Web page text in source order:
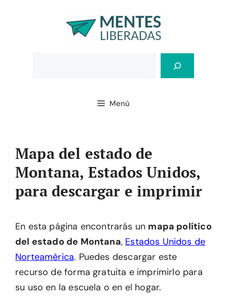
Menú
Mapa del estado de
Montana, Estados Unidos,
para descargar e imprimir
En esta página encontrarás un mapa político
del estado de Montana, Estados Unidos de
Norteamérica. Puedes descargar este
recurso de forma gratuita e imprimirlo para
su uso en la escuela o en el hogar.